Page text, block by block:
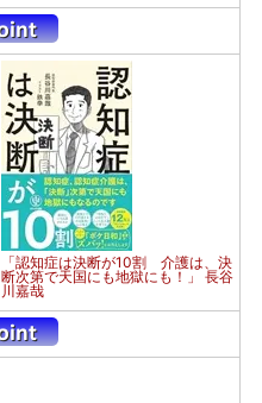
「認知症は決断が10割 介護は、決
断次第で天国にも地獄にも！」 長谷
川嘉哉